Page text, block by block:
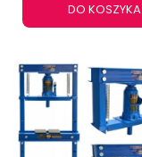
DO KOSZYKA